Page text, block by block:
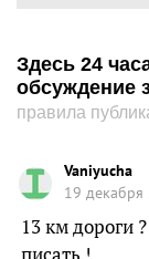
Здесь 24
обсуждение
правила
Vaniyucha
19
13 км дороги